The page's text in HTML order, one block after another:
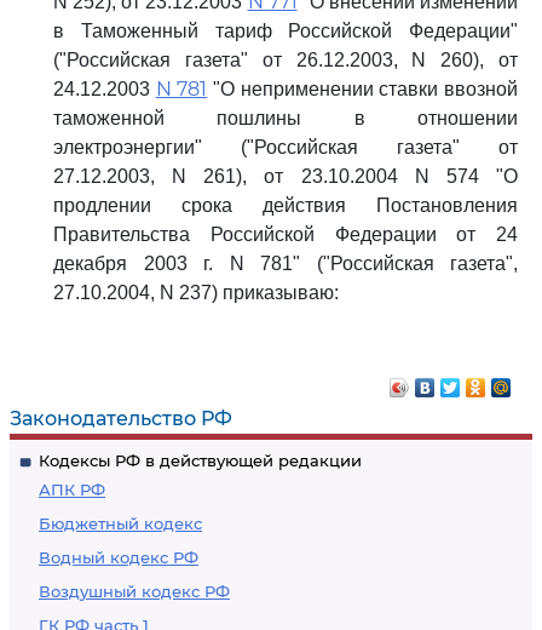
Законодательство РФ
Кодексы РФ в действующей редакции
АПК РФ
Бюджетный кодекс
Водный кодекс РФ
Воздушный кодекс РФ
ГК РФ часть 1
в Таможенный тариф Российской Федерации"
("Российская газета" от 26.12.2003, N 260), от
24.12.2003 N 781 "О неприменении ставки ввозной
таможенной пошлины в отношении
электроэнергии" ("Российская газета" от
27.12.2003, N 261), от 23.10.2004 N 574 "О
продлении срока действия Постановления
Правительства Российской Федерации от 24
декабря 2003 г. N 781" ("Российская газета",
27.10.2004, N 237) приказываю: